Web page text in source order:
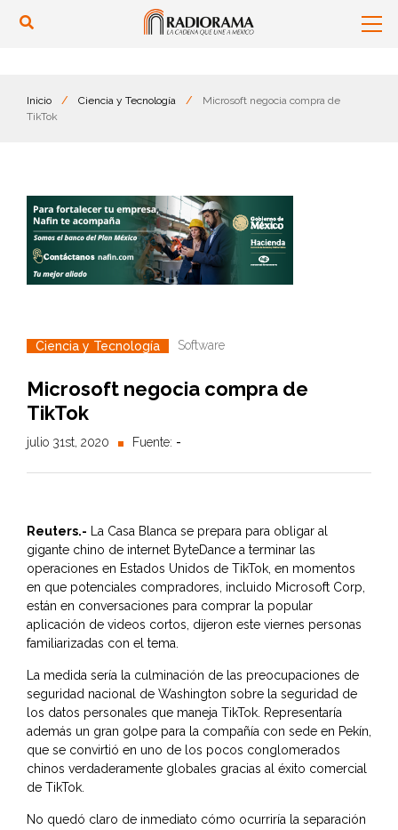
Inicio / Ciencia y Tecnología /
Microsoft negocia compra de
TikTok
Ciencia y Tecnología Software
Microsoft negocia compra de
TikTok
julio 31st, 2020 Fuente: -
Reuters.- La Casa Blanca se prepara para obligar al
gigante chino de internet ByteDance a terminar las
operaciones en Estados Unidos de TikTok, en momentos
en que potenciales compradores, incluido Microsoft Corp,
están en conversaciones para comprar la popular
aplicación de videos cortos, dijeron este viernes personas
familiarizadas con el tema.
La medida sería la culminación de las preocupaciones de
seguridad nacional de Washington sobre la seguridad de
los datos personales que maneja TikTok. Representaría
además un gran golpe para la compañía con sede en Pekín,
que se convirtió en uno de los pocos conglomerados
chinos verdaderamente globales gracias al éxito comercial
de TikTok.
No quedó claro de inmediato cómo ocurriría la separación